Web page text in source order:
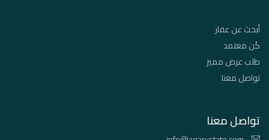
أبحث عن عقار
كُن معتمد
طلب عرض مميز
تواصل معنا
تواصل معنا